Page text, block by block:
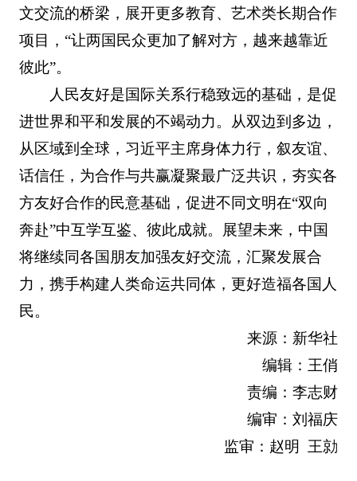
文交流的桥梁，展开更多教育、艺术类长期合作
项目，“让两国民众更加了解对方，越来越靠近
彼此”。
人民友好是国际关系行稳致远的基础，是促
进世界和平和发展的不竭动力。从双边到多边，
从区域到全球，习近平主席身体力行，叙友谊、
话信任，为合作与共赢凝聚最广泛共识，夯实各
方友好合作的民意基础，促进不同文明在“双向
奔赴”中互学互鉴、彼此成就。展望未来，中国
将继续同各国朋友加强友好交流，汇聚发展合
力，携手构建人类命运共同体，更好造福各国人
民。
来源：新华社
编辑：王俏
责编：李志财
编审：刘福庆
监审：赵明 王勍